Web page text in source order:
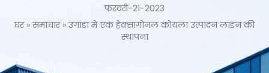
फरवरी-21-2023
घर»समाचार»उगांडा में एक हेक्सागोनल कोयला उत्पादन लाइन की
स्थापना